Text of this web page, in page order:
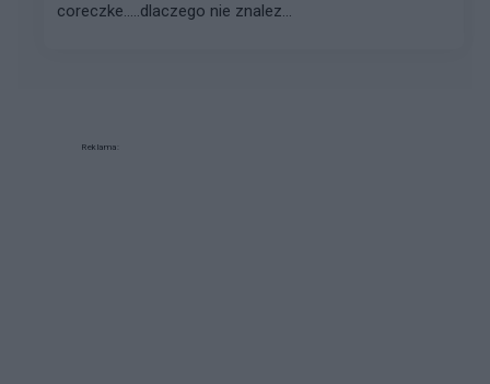
coreczke.....dlaczego nie znalez...
Reklama: